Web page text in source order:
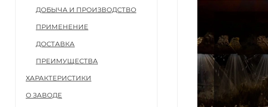
ДОБЫЧА И ПРОИЗВОДСТВО
ПРИМЕНЕНИЕ
ДОСТАВКА
ПРЕИМУЩЕСТВА
ХАРАКТЕРИСТИКИ
О ЗАВОДЕ